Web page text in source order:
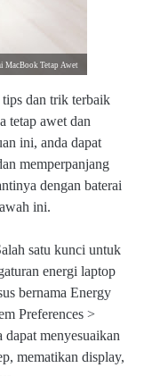
MacBook Tetap Awet
dan trik terbaik
tetap awet dan
ini, anda dapat
memperpanjang
dengan baterai
ini.
satu kunci untuk
energi laptop
bernama Energy
Preferences >
menyesuaikan
mematikan display,